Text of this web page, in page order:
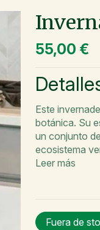
55,00 €
Este
botánica. Su
un conjunto
ecosistema
Leer más
Fuera de